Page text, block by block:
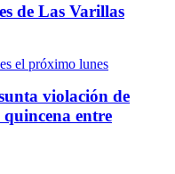
de Las Varillas
entre
violación de